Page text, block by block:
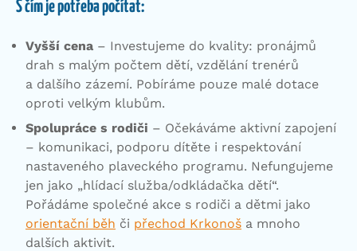
S čím je potřeba počítat:
Vyšší cena – Investujeme do kvality: pronájmů
drah s malým počtem dětí, vzdělání trenérů
a dalšího zázemí. Pobíráme pouze malé dotace
oproti velkým klubům.
Spolupráce s rodiči – Očekáváme aktivní zapojení
– komunikaci, podporu dítěte i respektování
nastaveného plaveckého programu. Nefungujeme
jen jako „hlídací služba/odkládačka dětí“.
Pořádáme společné akce s rodiči a dětmi jako
orientační běh či přechod Krkonoš a mnoho
dalších aktivit.